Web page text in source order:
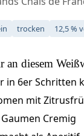
trocken 12,5 %
an diesem
in 6er Schritten
mit
Cremig